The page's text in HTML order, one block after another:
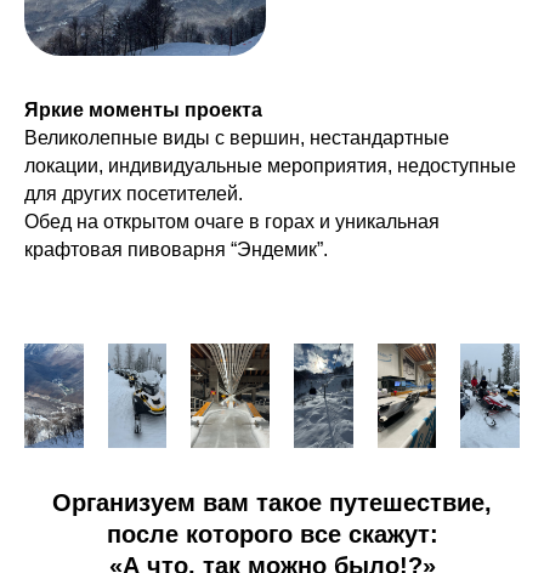
Яркие моменты проекта
Великолепные виды с вершин, нестандартные
локации, индивидуальные мероприятия, недоступные
для других посетителей.
Обед на открытом очаге в горах и уникальная
крафтовая пивоварня “Эндемик”.
Организуем вам такое путешествие,
после которого все скажут:
«А что, так можно было!?»
ПУТЕШЕСТВИЯ